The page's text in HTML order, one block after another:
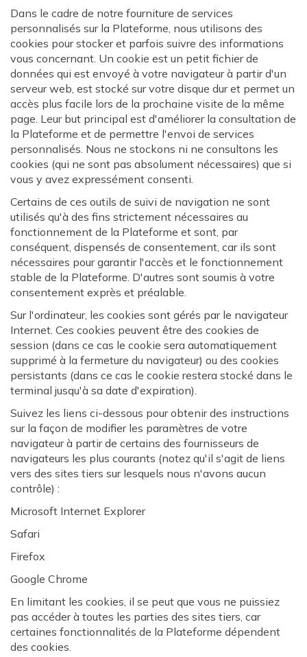
Dans le cadre de notre fourniture de services
personnalisés sur la Plateforme, nous utilisons des
cookies pour stocker et parfois suivre des informations
vous concernant. Un cookie est un petit fichier de
données qui est envoyé à votre navigateur à partir d'un
serveur web, est stocké sur votre disque dur et permet un
accès plus facile lors de la prochaine visite de la même
page. Leur but principal est d'améliorer la consultation de
la Plateforme et de permettre l'envoi de services
personnalisés. Nous ne stockons ni ne consultons les
cookies (qui ne sont pas absolument nécessaires) que si
vous y avez expressément consenti.
Certains de ces outils de suivi de navigation ne sont
utilisés qu'à des fins strictement nécessaires au
fonctionnement de la Plateforme et sont, par
conséquent, dispensés de consentement, car ils sont
nécessaires pour garantir l'accès et le fonctionnement
stable de la Plateforme. D'autres sont soumis à votre
consentement exprès et préalable.
Sur l'ordinateur, les cookies sont gérés par le navigateur
Internet. Ces cookies peuvent être des cookies de
session (dans ce cas le cookie sera automatiquement
supprimé à la fermeture du navigateur) ou des cookies
persistants (dans ce cas le cookie restera stocké dans le
terminal jusqu'à sa date d'expiration).
Suivez les liens ci-dessous pour obtenir des instructions
sur la façon de modifier les paramètres de votre
navigateur à partir de certains des fournisseurs de
navigateurs les plus courants (notez qu'il s'agit de liens
vers des sites tiers sur lesquels nous n'avons aucun
contrôle) :
Microsoft Internet Explorer
Safari
Firefox
Google Chrome
En limitant les cookies, il se peut que vous ne puissiez
pas accéder à toutes les parties des sites tiers, car
certaines fonctionnalités de la Plateforme dépendent
des cookies.